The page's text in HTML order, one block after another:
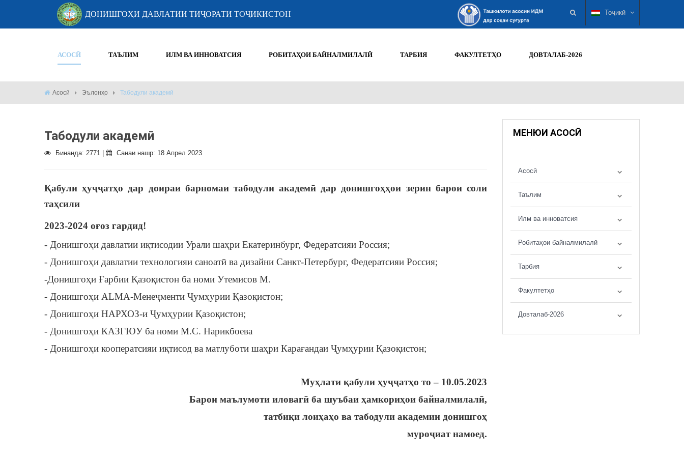
ДОНИШГОҲИ ДАВЛАТИИ ТИҶОРАТИ ТОҶИКИСТОН Тоҷикӣ
АСОСӢ ТАЪЛИМ ИЛМ ВА ИННОВАТСИЯ РОБИТАҲОИ БАЙНАЛМИЛАЛӢ ТАРБИЯ ФАКУЛТЕТҲО ДОВТАЛАБ-2026
Асосӣ Эълонҳо Табодули академӣ
Табодули академӣ
Бинанда: 2771 | Санаи нашр: 18 Апрел 2023
Қабули ҳуҷҷатҳо дар доираи барномаи табодули академӣ дар донишгоҳҳои зерин барои соли
таҳсили
2023-2024 оғоз гардид!
- Донишгоҳи давлатии иқтисодии Урали шаҳри Екатеринбург, Федератсияи Россия;
- Донишгоҳи давлатии технологияи саноатӣ ва дизайни Санкт-Петербург, Федератсияи Россия;
-Донишгоҳи Ғарбии Қазоқистон ба номи Утемисов М.
- Донишгоҳи ALMA-Менеҷменти Ҷумҳурии Қазоқистон;
- Донишгоҳи НАРХОЗ-и Ҷумҳурии Қазоқистон;
- Донишгоҳи КАЗГЮУ ба номи М.С. Нарикбоева
- Донишгоҳи кооператсияи иқтисод ва матлуботи шаҳри Карағандаи Ҷумҳурии Қазоқистон;
Муҳлати қабули ҳуҷҷатҳо то – 10.05.2023
Барои маълумоти иловагӣ ба шуъбаи ҳамкориҳои байналмилалӣ,
татбиқи лоиҳаҳо ва табодули академии донишгоҳ
муроҷиат намоед.
МЕНЮИ АСОСӢ
Асосӣ
Таълим
Илм ва инноватсия
Робитаҳои байналмилалӣ
Тарбия
Факултетҳо
Довталаб-2026